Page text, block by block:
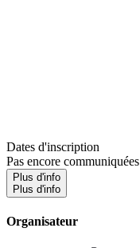
Dates d'inscription
Pas encore communiquées
Plus d'info
Plus d'info
Organisateur